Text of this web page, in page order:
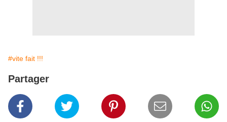
#vite fait !!!
Partager